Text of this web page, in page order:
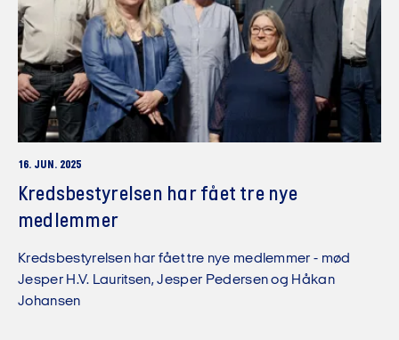
16. JUN. 2025
Kredsbestyrelsen har fået tre nye
medlemmer
Kredsbestyrelsen har fået tre nye medlemmer - mød
Jesper H.V. Lauritsen, Jesper Pedersen og Håkan
Johansen